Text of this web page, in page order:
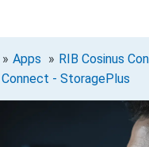
Apps
RIB Cosinus
Connect - StoragePlus